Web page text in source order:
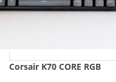
Corsair K70 CORE RGB